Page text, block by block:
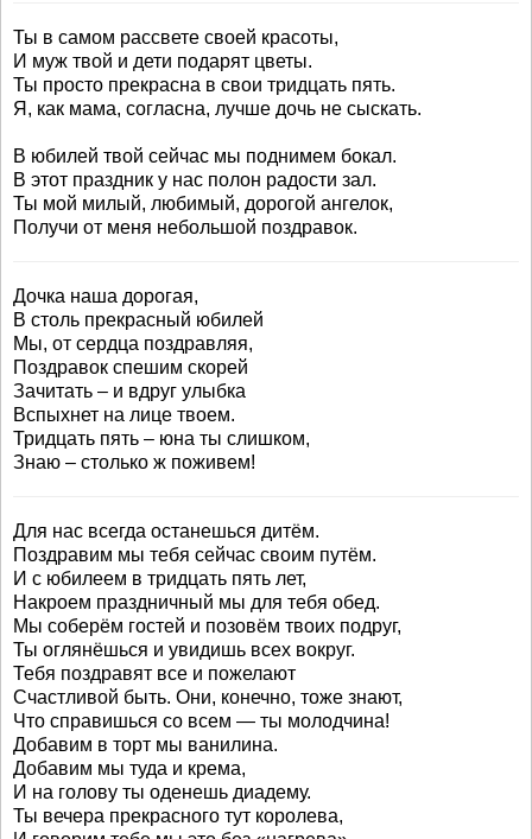
Ты в самом рассвете своей красоты,
И муж твой и дети подарят цветы.
Ты просто прекрасна в свои тридцать пять.
Я, как мама, согласна, лучше дочь не сыскать.
В юбилей твой сейчас мы поднимем бокал.
В этот праздник у нас полон радости зал.
Ты мой милый, любимый, дорогой ангелок,
Получи от меня небольшой поздравок.
Дочка наша дорогая,
В столь прекрасный юбилей
Мы, от сердца поздравляя,
Поздравок спешим скорей
Зачитать – и вдруг улыбка
Вспыхнет на лице твоем.
Тридцать пять – юна ты слишком,
Знаю – столько ж поживем!
Для нас всегда останешься дитём.
Поздравим мы тебя сейчас своим путём.
И с юбилеем в тридцать пять лет,
Накроем праздничный мы для тебя обед.
Мы соберём гостей и позовём твоих подруг,
Ты оглянёшься и увидишь всех вокруг.
Тебя поздравят все и пожелают
Счастливой быть. Они, конечно, тоже знают,
Что справишься со всем — ты молодчина!
Добавим в торт мы ванилина.
Добавим мы туда и крема,
И на голову ты оденешь диадему.
Ты вечера прекрасного тут королева,